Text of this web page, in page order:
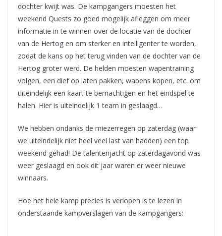
dochter kwijt was. De kampgangers moesten het
weekend Quests zo goed mogelijk afleggen om meer
informatie in te winnen over de locatie van de dochter
van de Hertog en om sterker en intelligenter te worden,
zodat de kans op het terug vinden van de dochter van de
Hertog groter werd. De helden moesten wapentraining
volgen, een dief op laten pakken, wapens kopen, etc. om
uiteindelijk een kaart te bemachtigen en het eindspel te
halen. Hier is uiteindelijk 1 team in geslaagd…
We hebben ondanks de miezerregen op zaterdag (waar
we uiteindelijk niet heel veel last van hadden) een top
weekend gehad! De talentenjacht op zaterdagavond was
weer geslaagd en ook dit jaar waren er weer nieuwe
winnaars.
Hoe het hele kamp precies is verlopen is te lezen in
onderstaande kampverslagen van de kampgangers: